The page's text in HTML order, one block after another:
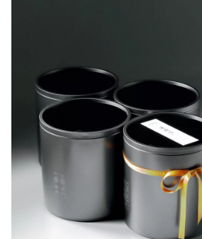
繁體中文